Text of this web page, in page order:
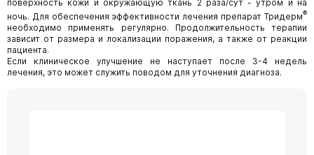
поверхность кожи и окружающую ткань 2 раза/сут - утром и на
ночь. Для обеспечения эффективности лечения препарат Тридерм®
необходимо применять регулярно. Продолжительность терапии
зависит от размера и локализации поражения, а также от реакции
пациента.
Если клиническое улучшение не наступает после 3-4 недель
лечения, это может служить поводом для уточнения диагноза.